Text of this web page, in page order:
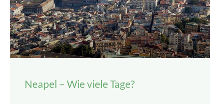
Neapel – Wie viele Tage?